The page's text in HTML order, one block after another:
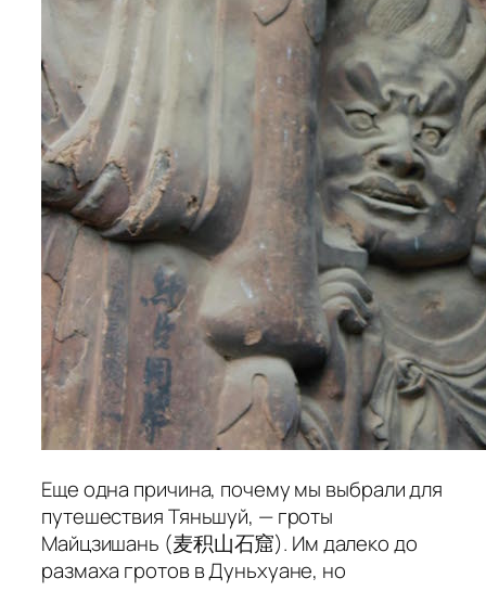
Еще одна причина, почему мы выбрали для
путешествия Тяньшуй, — гроты
Майцзишань (麦积山石窟). Им далеко до
размаха гротов в Дуньхуане, но